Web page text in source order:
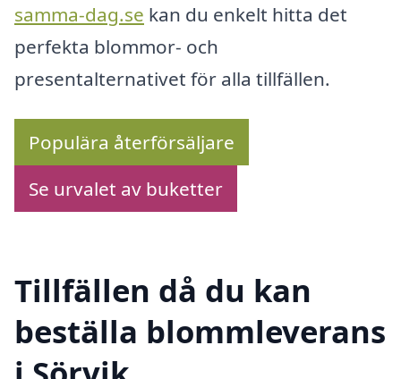
samma-dag.se kan du enkelt hitta det
perfekta blommor- och
presentalternativet för alla tillfällen.
Populära återförsäljare
Se urvalet av buketter
Tillfällen då du kan
beställa blommleverans